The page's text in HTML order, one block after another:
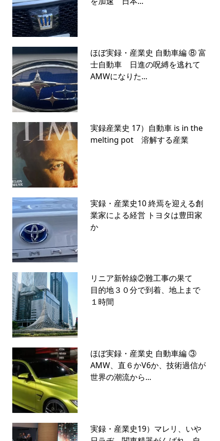
ほぼ実録・産業史 自動車編 ⑧ 富
士自動車 日進の呪縛を逃れて
AMWになりた...
実録産業史 17）自動車 is in the
melting pot 溶解する産業
実録・産業史10 終焉を迎える創
業家による経営 トヨタは豊田家
か
リニア新幹線②難工事の果て
目的地３０分で到着、地上まで
１時間
ほぼ実録・産業史 自動車編 ③
AMW、直６かV6か、技術過信が
世界の潮流から...
実録・産業史19）マレリ、いや